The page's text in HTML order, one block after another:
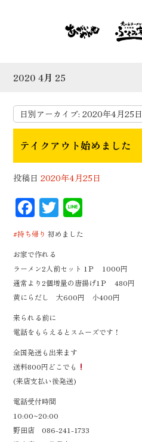
2020 4月 25
日別アーカイブ:2020年4月25日
テイクアウト始めました
投稿日 2020年4月25日
F
ac
eb
oo
k
T
wi
tt
er
e
#持ち帰り 初めました
お家で作れる
ラーメン2人前セット 1Ｐ 1000円
通常より2個増量の唐揚げ1Ｐ 480円
黄にらだし 大600円 小400円
来られる前に
電話をもらえるとスムーズです！
全国発送も出来ます
送料800円どこでも
(来店支払い後発送)
電話受付時間
10:00~20:00
野田店 086-241-1733